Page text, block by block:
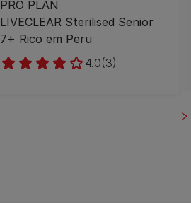
PRO PLAN
LIVECLEAR Sterilised Senior
7+ Rico em Peru
4.0(3)